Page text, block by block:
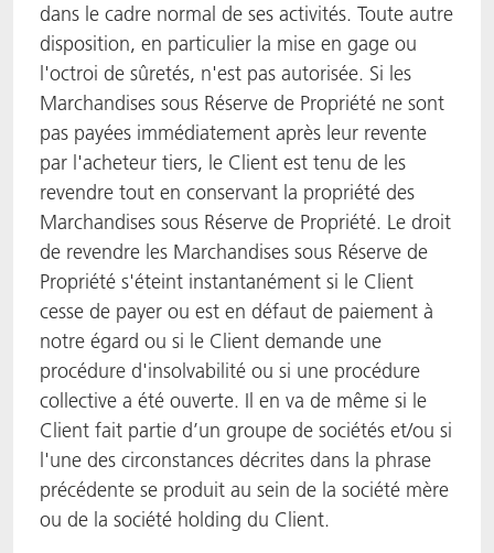
dans le cadre normal de ses activités. Toute autre
disposition, en particulier la mise en gage ou
l'octroi de sûretés, n'est pas autorisée. Si les
Marchandises sous Réserve de Propriété ne sont
pas payées immédiatement après leur revente
par l'acheteur tiers, le Client est tenu de les
revendre tout en conservant la propriété des
Marchandises sous Réserve de Propriété. Le droit
de revendre les Marchandises sous Réserve de
Propriété s'éteint instantanément si le Client
cesse de payer ou est en défaut de paiement à
notre égard ou si le Client demande une
procédure d'insolvabilité ou si une procédure
collective a été ouverte. Il en va de même si le
Client fait partie d’un groupe de sociétés et/ou si
l'une des circonstances décrites dans la phrase
précédente se produit au sein de la société mère
ou de la société holding du Client.